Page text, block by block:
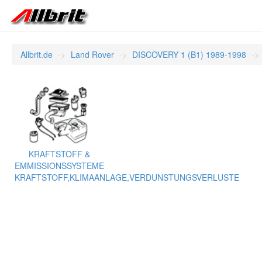
Allbrit.de Land Rover DISCOVERY 1 (B1) 1989-1998
KRAFTSTOFF &
EMMISSIONSSYSTEME
KRAFTSTOFF,KLIMAANLAGE,VERDUNSTUNGSVERLUSTE